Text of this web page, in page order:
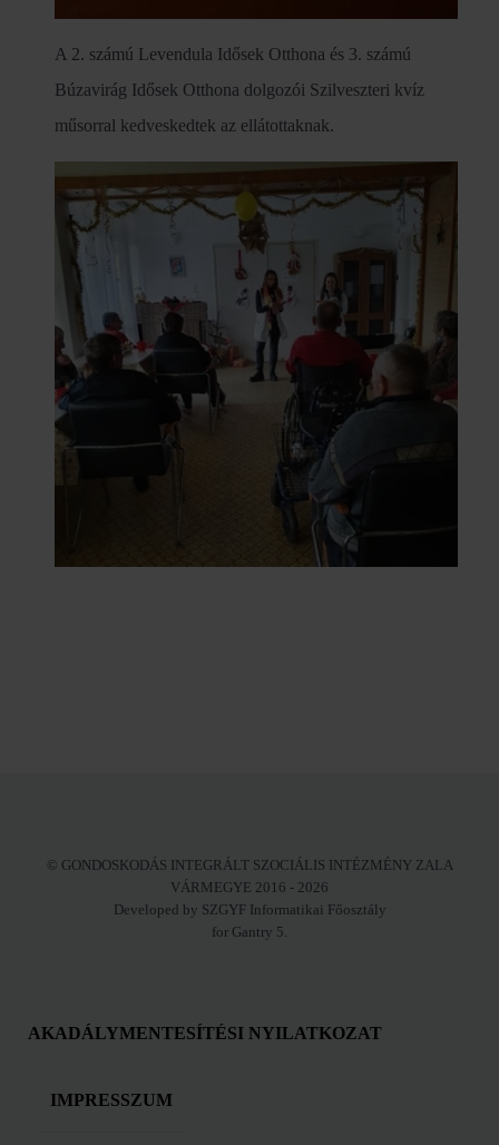
A 2. számú Levendula Idősek Otthona és 3. számú
Búzavirág Idősek Otthona dolgozói Szilveszteri kvíz
műsorral kedveskedtek az ellátottaknak.
© GONDOSKODÁS INTEGRÁLT SZOCIÁLIS INTÉZMÉNY ZALA
VÁRMEGYE 2016 - 2026
Developed by SZGYF Informatikai Főosztály
for Gantry 5.
AKADÁLYMENTESÍTÉSI NYILATKOZAT
IMPRESSZUM